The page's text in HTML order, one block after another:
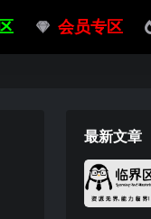
会员专区
最新文章